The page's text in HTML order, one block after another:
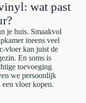
wat past
je huis. Smaakvol
ineens veel
vloer kan juist de
En soms is
toevoeging
we persoonlijk
vloer kopen.